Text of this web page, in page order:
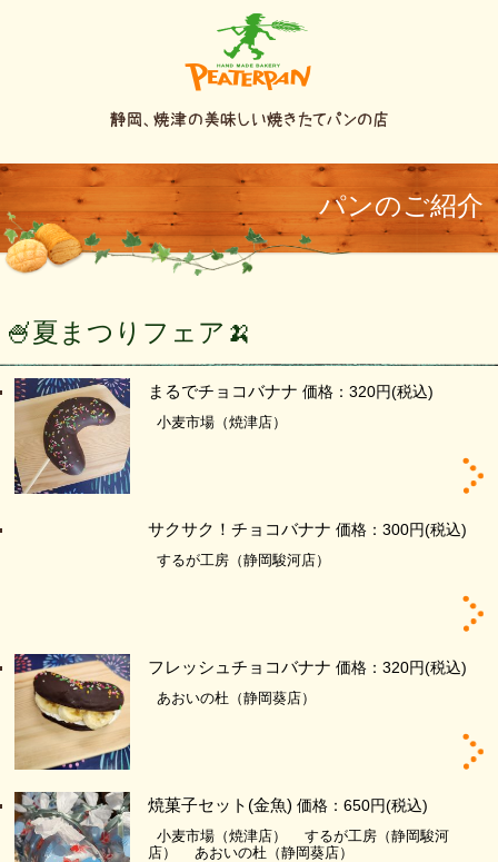
パンのご紹介
🍧夏まつりフェア🍌
まるでチョコバナナ 価格：320円(税込)
小麦市場（焼津店）
サクサク！チョコバナナ 価格：300円(税込)
するが工房（静岡駿河店）
フレッシュチョコバナナ 価格：320円(税込)
あおいの杜（静岡葵店）
焼菓子セット(金魚) 価格：650円(税込)
小麦市場（焼津店）
するが工房（静岡駿河
店）
あおいの杜（静岡葵店）